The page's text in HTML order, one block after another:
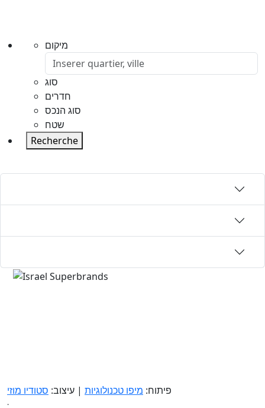
מיקום
סוג
חדרים
סוג הנכס
שטח
Recherche
פיתוח: מיפו טכנולוגיות | עיצוב: סטודיו מוזי
.